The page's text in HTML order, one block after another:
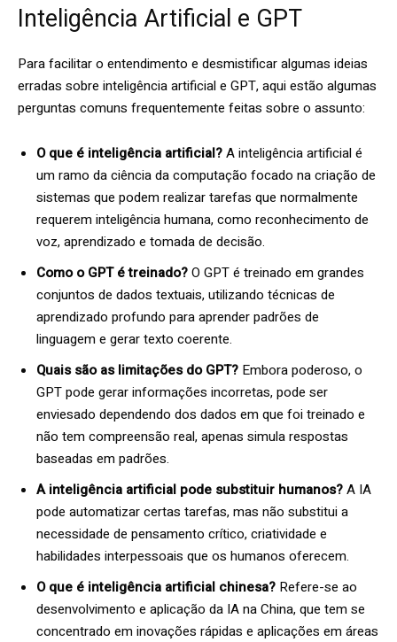
Inteligência Artificial e GPT
Para facilitar o entendimento e desmistificar algumas ideias
erradas sobre inteligência artificial e GPT, aqui estão algumas
perguntas comuns frequentemente feitas sobre o assunto:
O que é inteligência artificial?A inteligência artificial é
um ramo da ciência da computação focado na criação de
sistemas que podem realizar tarefas que normalmente
requerem inteligência humana, como reconhecimento de
voz, aprendizado e tomada de decisão.
Como o GPT é treinado?O GPT é treinado em grandes
conjuntos de dados textuais, utilizando técnicas de
aprendizado profundo para aprender padrões de
linguagem e gerar texto coerente.
Quais são as limitações do GPT? Embora poderoso, o
GPT pode gerar informações incorretas, pode ser
enviesado dependendo dos dados em que foi treinado e
não tem compreensão real, apenas simula respostas
baseadas em padrões.
A inteligência artificial pode substituir humanos?A IA
pode automatizar certas tarefas, mas não substitui a
necessidade de pensamento crítico, criatividade e
habilidades interpessoais que os humanos oferecem.
O que é inteligência artificial chinesa? Refere-se ao
desenvolvimento e aplicação da IA na China, que tem se
concentrado em inovações rápidas e aplicações em áreas